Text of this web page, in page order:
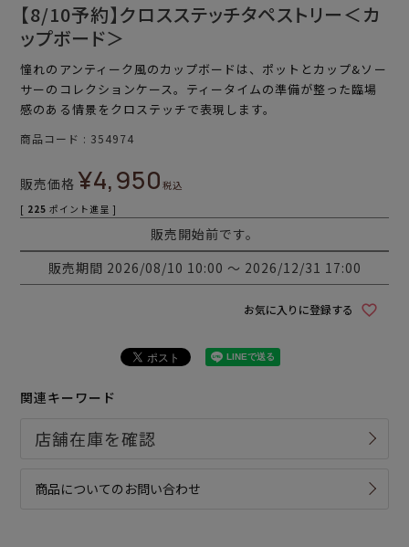
【8/10予約】クロスステッチタペストリー＜カ
ップボード＞
憧れのアンティーク風のカップボードは、ポットとカップ&ソー
サーのコレクションケース。ティータイムの準備が整った臨場
感のある情景をクロステッチで表現します。
商品コード 354974
販売価格 ¥4,950税込
[ 225 ポイント進呈 ]
販売開始前です。
販売期間 2026/08/10 10:00 〜 2026/12/31 17:00
お気に入りに登録する
関連キーワード
商品についてのお問い合わせ